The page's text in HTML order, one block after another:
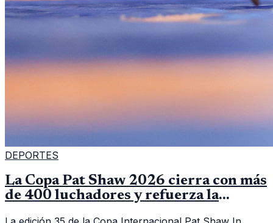
DEPORTES
La Copa Pat Shaw 2026 cierra con más
de 400 luchadores y refuerza la